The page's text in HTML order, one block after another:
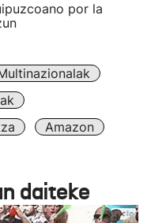
por la
Amazon
daiteke